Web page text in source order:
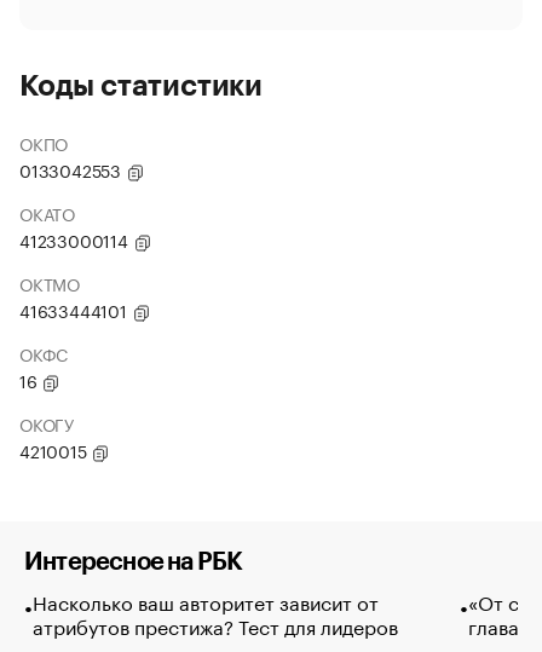
Коды статистики
ОКПО
0133042553
ОКАТО
41233000114
ОКТМО
41633444101
ОКФС
16
ОКОГУ
4210015
Интересное на РБК
Насколько ваш авторитет зависит от
атрибутов престижа? Тест для лидеров
«От
глава